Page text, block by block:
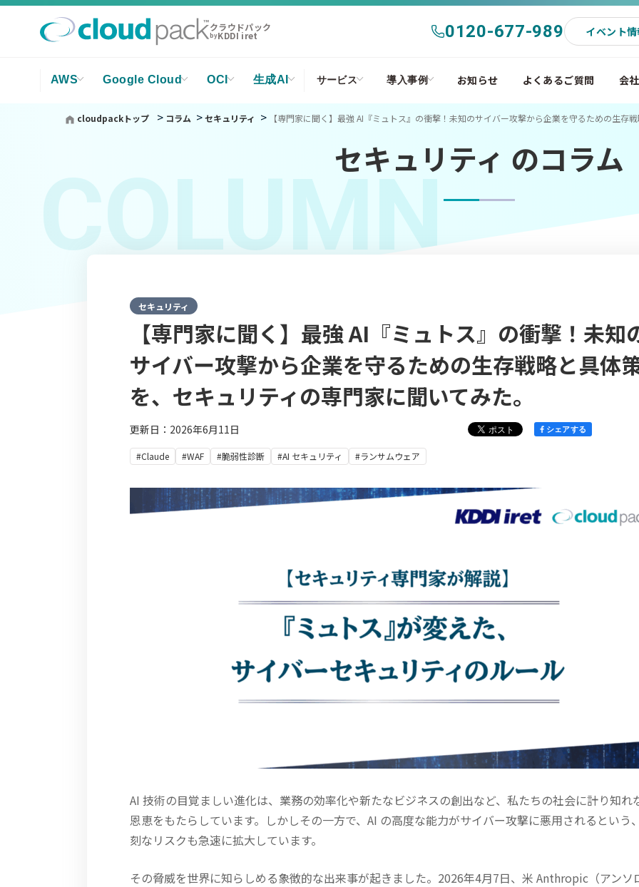
クラウドパック
byKDDI iret 0120-677-989 イベント
AWS Google Cloud OCI 生成AI サービス 導入事例 お知らせ よくあるご質問 会
cloudpackトップ コラム セキュリティ 【専門家に聞く】最強 AI『ミュトス』の衝撃！未知のサイバー攻撃から企業を守るための生存
セキュリティ のコラム
COLUMN
セキュリティ
【専門家に聞く】最強 AI『ミュトス』の衝撃！未知
サイバー攻撃から企業を守るための生存戦略と具体
を、セキュリティの専門家に聞いてみた。
更新日：2026年6月11日 シェアする
#Claude #WAF #脆弱性診断 #AI セキュリティ #ランサムウェア
AI 技術の目覚ましい進化は、業務の効率化や新たなビジネスの創出など、私たちの社会に計り知れ
恩恵をもたらしています。しかしその一方で、AI の高度な能力がサイバー攻撃に悪用されるという
刻なリスクも急速に拡大しています。
その脅威を世界に知らしめる象徴的な出来事が起きました。2026年4月7日、米 Anthropic（アンソ